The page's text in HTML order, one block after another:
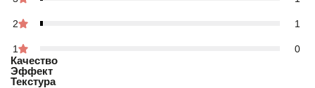
2 1
1 0
Качество
Эффект
Текстура